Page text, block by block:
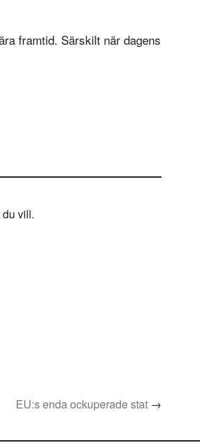
framtid. Särskilt när dagens
vill.
EU:s enda ockuperade stat→